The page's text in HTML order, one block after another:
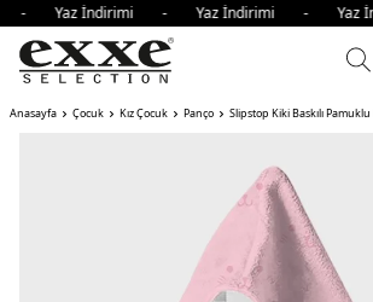
- Yaz İndirimi - Yaz İndirimi -
Anasayfa Çocuk Kız Çocuk Panço